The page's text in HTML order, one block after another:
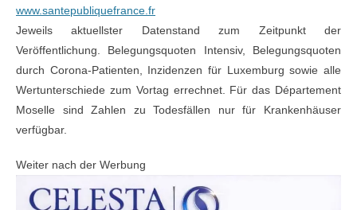
www.santepubliquefrance.fr
Jeweils aktuellster Datenstand zum Zeitpunkt der
Veröffentlichung. Belegungsquoten Intensiv, Belegungsquoten
durch Corona-Patienten, Inzidenzen für Luxemburg sowie alle
Wertunterschiede zum Vortag errechnet. Für das Département
Moselle sind Zahlen zu Todesfällen nur für Krankenhäuser
verfügbar.
Weiter nach der Werbung